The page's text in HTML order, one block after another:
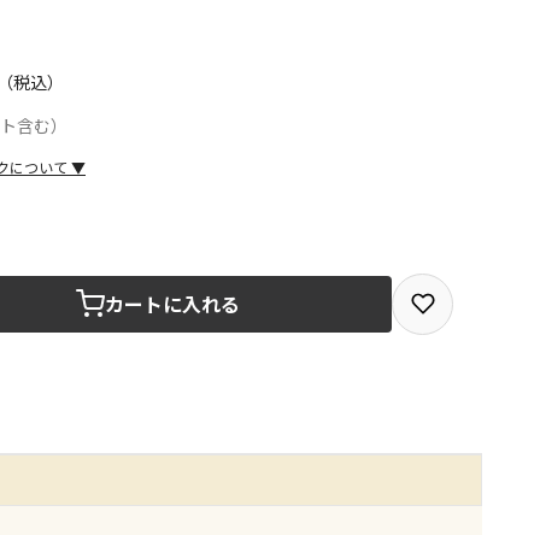
（税込）
含む）
について ▼
は、全て同じ店舗での受取となります
カートに入れる